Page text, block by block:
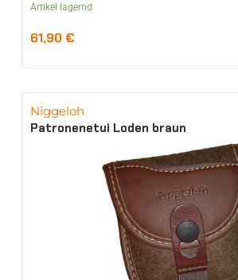
Artikel lagernd
61,90 €
Niggeloh
Patronenetui Loden braun